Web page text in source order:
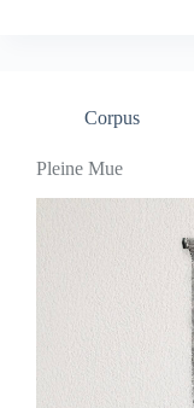
Corpus
Pleine Mue